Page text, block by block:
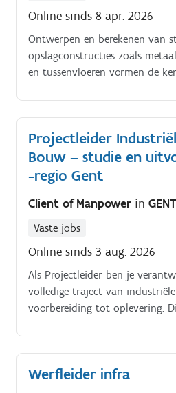
Online sinds 8 apr. 2026
Ontwerpen en berekenen van
opslagconstructies zoals
en tussenvloeren vormen de
uitwerking tot opvolging van
Verkopers en monteurs
technische input die helder,
oplossingsgericht is In nauwe
collega's uit engineering,
je voor een feilloze uitvoering
blik help je processen,
standaarden continu te
Projectleider
Bouw – studie en
-regio Gent
Client of Manpower in GENT
Vaste jobs
Online sinds 3 aug. 2026
Als Projectleider ben je
volledige traject van
voorbereiding tot oplevering.
Werfleider infra